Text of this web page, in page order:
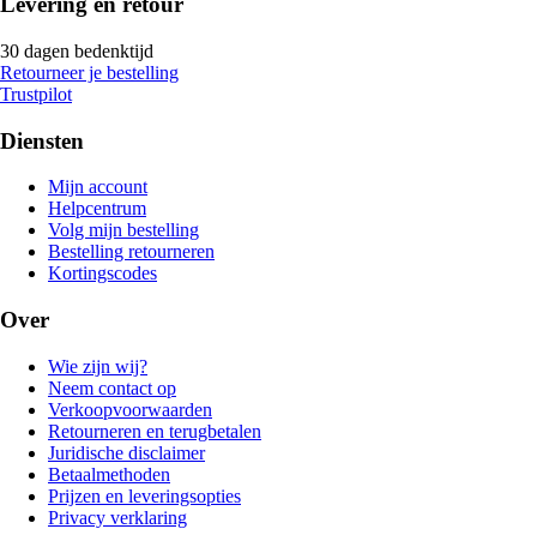
30 dagen bedenktijd
Retourneer je bestelling
Trustpilot
Diensten
Mijn account
Helpcentrum
Volg mijn bestelling
Bestelling retourneren
Kortingscodes
Over
Wie zijn wij?
Neem contact op
Verkoopvoorwaarden
Retourneren en terugbetalen
Juridische disclaimer
Betaalmethoden
Prijzen en leveringsopties
Privacy verklaring